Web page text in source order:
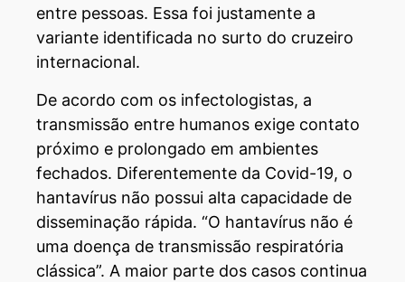
entre pessoas. Essa foi justamente a
variante identificada no surto do cruzeiro
internacional.
De acordo com os infectologistas, a
transmissão entre humanos exige contato
próximo e prolongado em ambientes
fechados. Diferentemente da Covid-19, o
hantavírus não possui alta capacidade de
disseminação rápida. “O hantavírus não é
uma doença de transmissão respiratória
clássica”. A maior parte dos casos continua